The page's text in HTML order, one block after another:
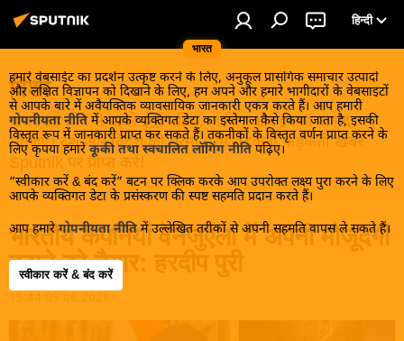
भारत
हिन्दी
हमारे वेबसाईट का प्रदर्शन उत्कृष्ट करने के लिए, अनुकूल प्रासंगिक समाचार उत्पादों
और लक्षित विज्ञापन को दिखाने के लिए, हम अपने और हमारे भागीदारों के वेबसाइटों
से आपके बारे में अवैयक्तिक व्यावसायिक जानकारी एकत्र करते हैं। आप हमारी
गोपनीयता नीति में आपके व्यक्तिगत डेटा का इस्तेमाल कैसे किया जाता है, इसकी
विस्तृत रूप में जानकारी प्राप्त कर सकते हैं। तकनीकों के विस्तृत वर्णन प्राप्त करने के
लिए कृपया हमारे कूकी तथा स्वचालित लॉगिंग नीति पढ़िए।
“स्वीकार करें & बंद करें” बटन पर क्लिक करके आप उपरोक्त लक्ष्य पुरा करने के लिए
आपके व्यक्तिगत डेटा के प्रसंस्करण की स्पष्ट सहमति प्रदान करते हैं।
आप हमारे गोपनीयता नीति में उल्लेखित तरीकों से अपनी सहमति वापस ले सकते हैं।
स्वीकार करें & बंद करें
विश्व
खबरें ठंडे होने से पहले इन्हें पढ़िए, जानिए और इनका आनंद
लीजिए। देश और विदेश की गरमा गरम तड़कती फड़कती खबरें
Sputnik पर प्राप्त करें!
भारतीय कंपनियां वेनेजुएला में अपनी मौजूदगी
बढ़ाने को तैयार: हरदीप पुरी